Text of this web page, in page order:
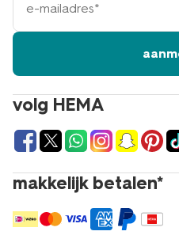
volg HEMA
makkelijk betalen*
mailadres